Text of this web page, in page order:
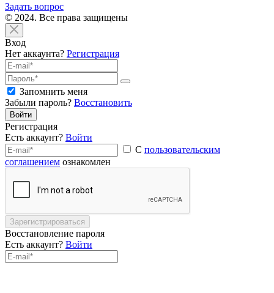
Задать вопрос
© 2024. Все права защищены
Вход
Нет аккаунта? Регистрация
Запомнить меня
Забыли пароль? Восстановить
Войти
Регистрация
Есть аккаунт? Войти
С пользовательским
соглашением ознакомлен
Зарегистрироваться
Восстановление пароля
Есть аккаунт? Войти